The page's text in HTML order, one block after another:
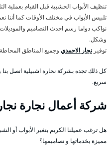
تنظيف الأبواب الخشبية قبل القيام
تلبيس الأبواب في مختلف الأوقات كما أننا
نواكب دواما رسم احدث التصاميم
وشكل.
توفير نجار الاحمدي وجميع المناطق المحاطة
كل ذلك تجده بشركة نجارة اشبيلية اتصل
سريع.
شركة أعمال نجارة
هل ترغب عميلنا الكريم بتغير الأبواب أو
مميزة بخدماتها و تصاميمها؟